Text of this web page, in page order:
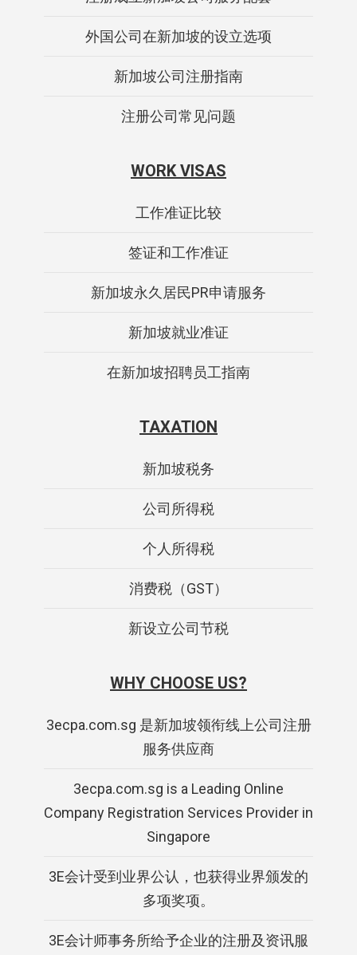
外国公司在新加坡的设立选项
新加坡公司注册指南
注册公司常见问题
WORK VISAS
工作准证比较
签证和工作准证
新加坡永久居民PR申请服务
新加坡就业准证
在新加坡招聘员工指南
TAXATION
新加坡税务
公司所得税
个人所得税
消费税（GST）
新设立公司节税
WHY CHOOSE US?
3ecpa.com.sg 是新加坡领衔线上公司注册
服务供应商
3ecpa.com.sg is a Leading Online
Company Registration Services Provider in
Singapore
3E会计受到业界公认，也获得业界颁发的
多项奖项。
3E会计师事务所给予企业的注册及资讯服